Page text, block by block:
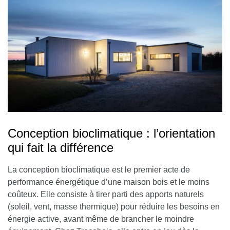
Conception bioclimatique : l’orientation
qui fait la différence
La conception bioclimatique est le premier acte de
performance énergétique d’une maison bois et le moins
coûteux. Elle consiste à tirer parti des apports naturels
(soleil, vent, masse thermique) pour réduire les besoins en
énergie active, avant même de brancher le moindre